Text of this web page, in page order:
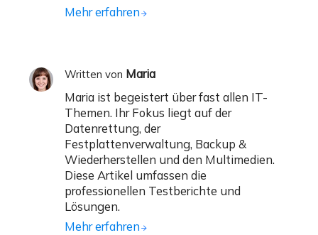
Mehr erfahren
Written von Maria
Maria ist begeistert über fast allen IT-
Themen. Ihr Fokus liegt auf der
Datenrettung, der
Festplattenverwaltung, Backup &
Wiederherstellen und den Multimedien.
Diese Artikel umfassen die
professionellen Testberichte und
Lösungen.
Mehr erfahren